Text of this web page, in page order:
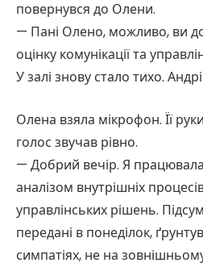
повернувся до Олени.
— Пані Олено, можливо, ви
оцінку комунікації та
У залі знову стало тихо.
Олена взяла мікрофон. Її
голос звучав рівно.
— Добрий вечір. Я
аналізом внутрішніх
управлінських рішень.
передані в понеділок,
симпатіях, не на